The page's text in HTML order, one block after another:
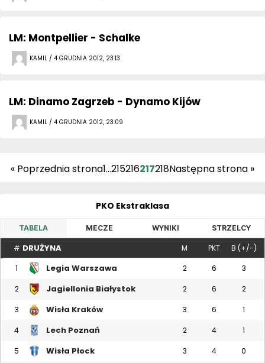
LM: Montpellier - Schalke
KAMIL / 4 GRUDNIA 2012, 23:13
LM: Dinamo Zagrzeb - Dynamo Kijów
KAMIL / 4 GRUDNIA 2012, 23:09
« Poprzednia strona1…215216217218Następna strona »
PKO Ekstraklasa
TABELA MECZE WYNIKI STRZELCY
# DRUŻYNA M PKT B (+/-)
1 Legia Warszawa 2 6 3
2 Jagiellonia Białystok 2 6 2
3 Wisła Kraków 3 6 1
4 Lech Poznań 2 4 1
5 Wisła Płock 3 4 0